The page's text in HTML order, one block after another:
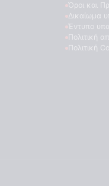
Όροι και
Δικαίωμα
Έντυπο
Πολιτική
Πολιτική